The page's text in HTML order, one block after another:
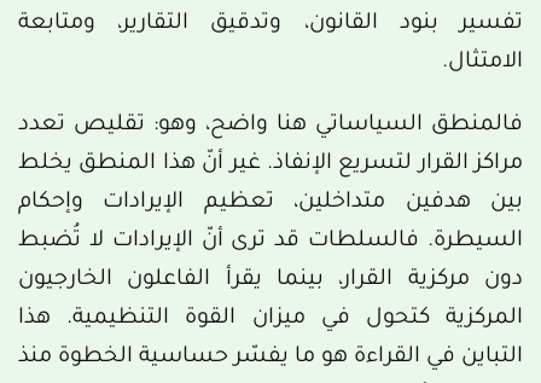
تفسير بنود القانون، وتدقيق التقارير، ومتابعة
الامتثال.
فالمنطق السياساتي هنا واضح، وهو: تقليص تعدد
مراكز القرار لتسريع الإنفاذ. غير أنّ هذا المنطق يخلط
بين هدفين متداخلين، تعظيم الإيرادات وإحكام
السيطرة. فالسلطات قد ترى أنّ الإيرادات لا تُضبط
دون مركزية القرار، بينما يقرأ الفاعلون الخارجيون
المركزية كتحول في ميزان القوة التنظيمية. هذا
التباين في القراءة هو ما يفسّر حساسية الخطوة منذ